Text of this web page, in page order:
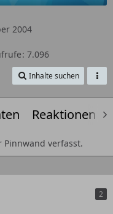
2004
7.096
Inhalte suchen
Reaktionen
Pinnwand verfasst.
2